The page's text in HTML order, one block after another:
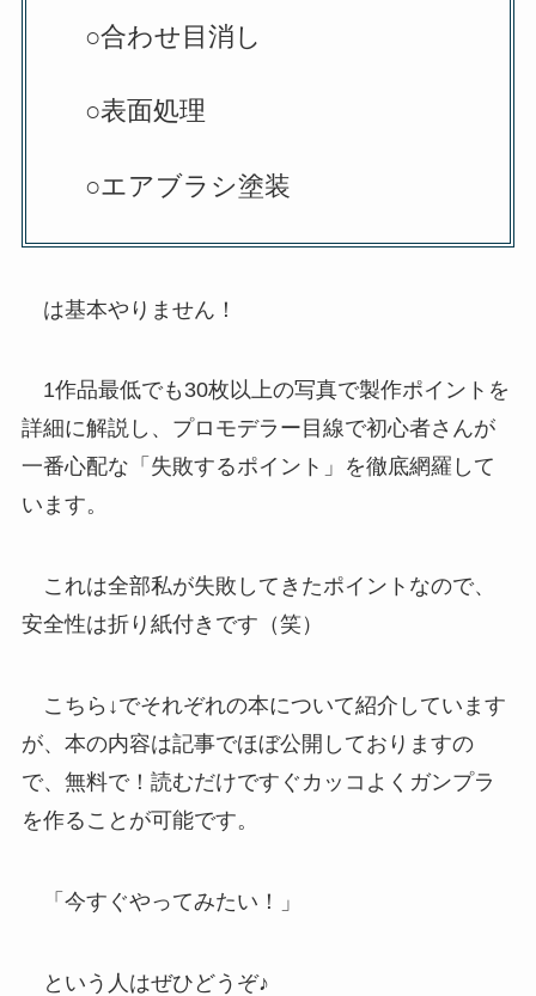
○合わせ目消し
○表面処理
○エアブラシ塗装
は基本やりません！
1作品最低でも30枚以上の写真で製作ポイントを
詳細に解説し、プロモデラー目線で初心者さんが
一番心配な「失敗するポイント」を徹底網羅して
います。
これは全部私が失敗してきたポイントなので、
安全性は折り紙付きです（笑）
こちら↓でそれぞれの本について紹介しています
が、本の内容は記事でほぼ公開しておりますの
で、無料で！読むだけですぐカッコよくガンプラ
を作ることが可能です。
「今すぐやってみたい！」
という人はぜひどうぞ♪